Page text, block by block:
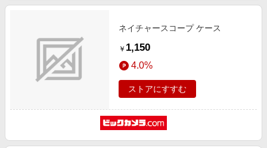
ネイチャースコープ ケース
￥ 1,150
4.0%
ストアにすすむ